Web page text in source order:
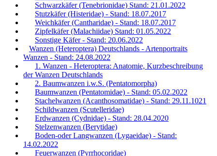
Schwarzkäfer (Tenebrionidae) Stand: 21.01.2022
Stutzkäfer (Histeridae) - Stand: 18.07.2017
Weichkäfer (Cantharidae) - Stand: 18.07.2017
Zipfelkäfer (Malachiidae) Stand: 01.05.2022
Sonstige Käfer - Stand: 20.06.2022
Wanzen (Heteroptera) Deutschlands - Artenportraits
Wanzen - Stand: 24.08.2022
1. Wanzen - Heteroptera: Anatomie, Kurzbeschreibung
der Wanzen Deutschlands
2. Baumwanzen i.w.S. (Pentatomorpha)
Baumwanzen (Pentatomidae) - Stand: 05.02.2022
Stachelwanzen (Acanthosomatidae) - Stand: 29.11.1021
Schildwanzen (Scutelleridae)
Erdwanzen (Cydnidae) - Stand: 28.04.2020
Stelzenwanzen (Berytidae)
Boden-oder Langwanzen (Lygaeidae) - Stand:
14.02.2022
Feuerwanzen (Pyrrhocoridae)